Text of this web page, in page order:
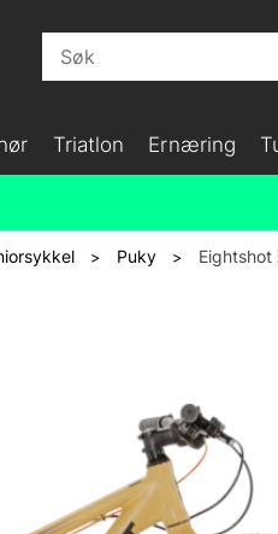
Triatlon Ernæring
> Puky > Eightshot